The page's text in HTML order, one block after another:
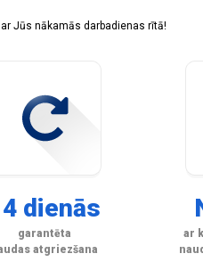
Jūs nākamās darbadienas rītā!
dienās
garantēta
atgriezšana
ar